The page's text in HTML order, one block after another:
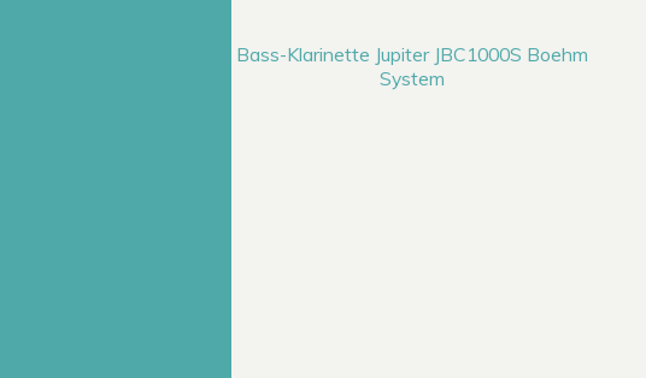
Bass-Klarinette Jupiter JBC1000S Boehm
System